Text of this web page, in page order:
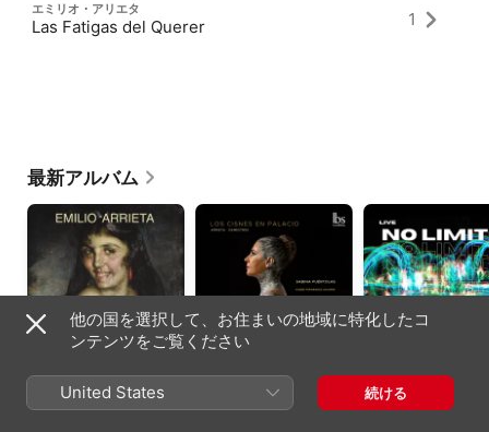
エミリオ・アリエタ
Las Fatigas del Querer 1
最新アルバム
Arrieta: Marina
(Remastered 2023)
[Live]
Michelangelo Veltri、
Los Cisnes en
Sabina Puértolas
Rubén
No Limits (Live in
Berlin)
The Cast - The
他の国を選択して、お住まいの地域に特化したコ
ンテンツをご覧ください
United States 続ける